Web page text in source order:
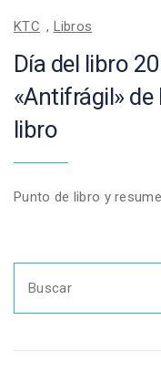
KTC , Libros
Día del libro
«Antifrágil» de
libro
Punto de libro y
for: